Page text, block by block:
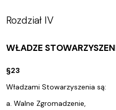
Rozdział IV
WŁADZE
§23
Władzami Stowarzyszenia są:
a. Walne Zgromadzenie,